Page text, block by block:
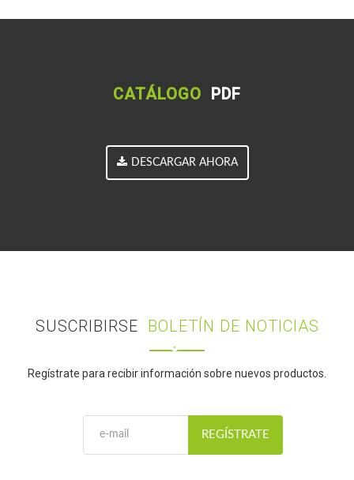
CATÁLOGO PDF
DESCARGAR AHORA
SUSCRIBIRSE BOLETÍN DE NOTICIAS
Regístrate para recibir información sobre nuevos productos.
REGÍSTRATE